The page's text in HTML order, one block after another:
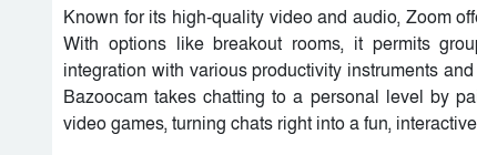
Known for its high-quality video and audio, Zoom
With options like breakout rooms, it permits
integration with various productivity instruments
Bazoocam takes chatting to a personal level by
video games, turning chats right into a fun,